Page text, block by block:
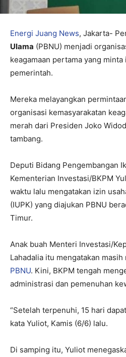
Energi Juang News, Jakarta-
Ulama (PBNU) menjadi
keagamaan pertama yang
pemerintah.
Mereka melayangkan
organisasi kemasyarakatan
merah dari Presiden Joko
tambang.
Deputi Bidang Pengembangan
Kementerian Investasi/BKPM
waktu lalu mengatakan izin
(IUPK) yang diajukan PBNU
Timur.
Anak buah Menteri Investasi/
Lahadalia itu mengatakan
PBNU. Kini, BKPM tengah
administrasi dan pemenuhan
“Setelah terpenuhi, 15 hari
kata Yuliot, Kamis (6/6) lalu.
Di samping itu, Yuliot